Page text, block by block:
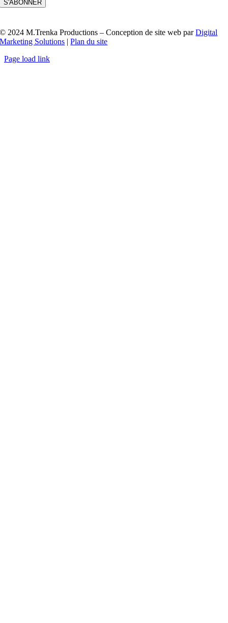
S'ABONNER
© 2024 M.Trenka Productions – Conception de site web parDigital
Marketing Solutions |Plan du site
Page load link